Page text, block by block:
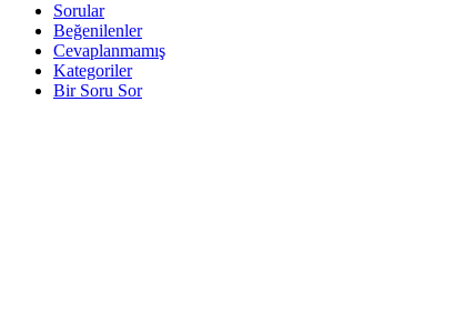
Sorular
Beğenilenler
Cevaplanmamış
Kategoriler
Bir Soru Sor